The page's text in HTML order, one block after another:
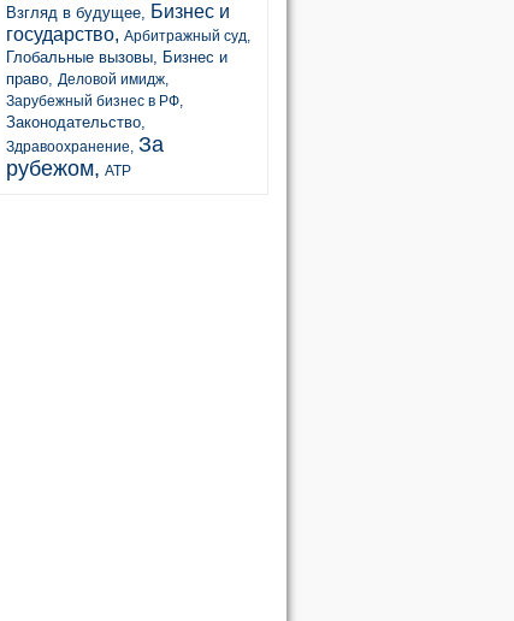
Взгляд в будущее, Бизнес и
государство, Арбитражный суд,
Глобальные вызовы, Бизнес и
право, Деловой имидж,
Зарубежный бизнес в РФ,
Законодательство,
Здравоохранение, За
рубежом, АТР